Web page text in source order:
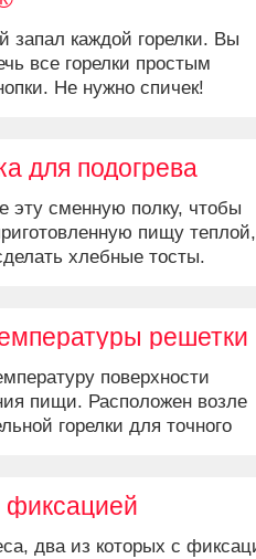
запал каждой горелки. Вы
все горелки простым
Не нужно спичек!
для подогрева
эту сменную полку, чтобы
пищу теплой,
хлебные тосты.
решетки
поверхности
пищи. Расположен возле
горелки для точного
фиксацией
два из которых с